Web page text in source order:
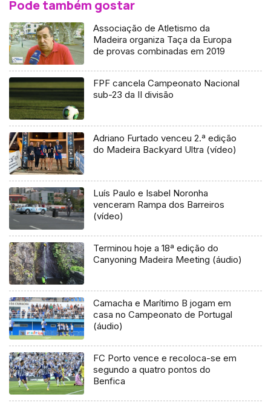
Pode também gostar
Associação de Atletismo da
Madeira organiza Taça da Europa
de provas combinadas em 2019
FPF cancela Campeonato Nacional
sub-23 da II divisão
Adriano Furtado venceu 2.ª edição
do Madeira Backyard Ultra (vídeo)
Luís Paulo e Isabel Noronha
venceram Rampa dos Barreiros
(vídeo)
Terminou hoje a 18ª edição do
Canyoning Madeira Meeting (áudio)
Camacha e Marítimo B jogam em
casa no Campeonato de Portugal
(áudio)
FC Porto vence e recoloca-se em
segundo a quatro pontos do
Benfica